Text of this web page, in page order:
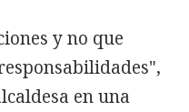
y no que
en una